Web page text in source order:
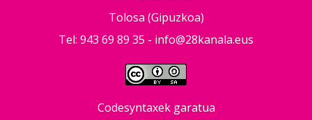
Tolosa (Gipuzkoa)
Tel: 943 69 89 35 - info@28kanala.eus
Codesyntaxek garatua